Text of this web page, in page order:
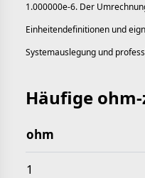
1.000000e-6. Der
Einheitendefinitionen und
Systemauslegung und
Häufige
Häufige ohm-zu-
ohm
1